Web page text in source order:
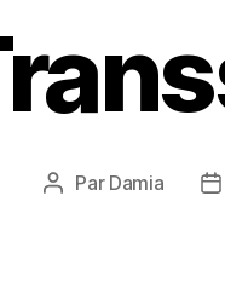
Auteur
Par Damia